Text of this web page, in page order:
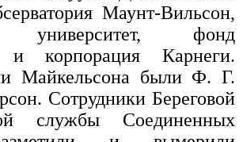
Маунт-Вильсон,
университет, фонд
и корпорация Карнеги.
Майкельсона были Ф. Г.
Сотрудники Береговой
службы Соединенных